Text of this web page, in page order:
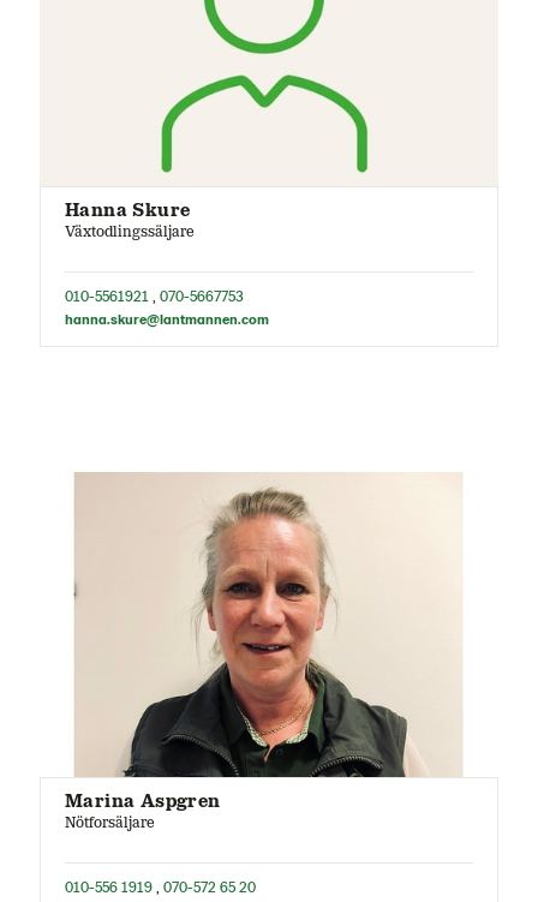
Hanna Skure
Växtodlingssäljare
010-5561921 070-5667753
hanna.skure@lantmannen.com
Marina Aspgren
Nötforsäljare
010-556 1919 070-572 65 20